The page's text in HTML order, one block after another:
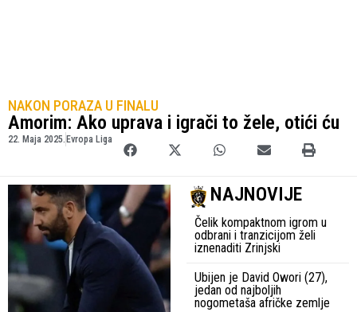
NAKON PORAZA U FINALU
Amorim: Ako uprava i igrači to žele, otići ću
22. Maja 2025. Evropa Liga
NAJNOVIJE
Čelik kompaktnom igrom u
odbrani i tranzicijom želi
iznenaditi Zrinjski
Ubijen je David Owori (27),
jedan od najboljih
nogometaša afričke zemlje